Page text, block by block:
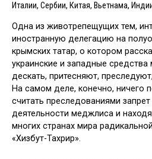
Италии, Сербии, Китая, Вьетнама,
Одна из животрепещущих тем,
иностран­ную делегацию на
крымских татар, о ко­тором
украинские и западные
дескать, притесняют,
На самом деле, ко­нечно, ничего
считать преследованиями запрет
деятельности мед­жлиса и
многих странах мира
«Хизбут-Тахрир».